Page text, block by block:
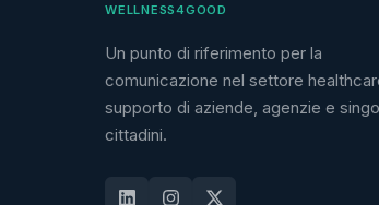
WELLNESS4GOOD
Un punto di riferimento per la
comunicazione nel settore
supporto di aziende, agenzie e
cittadini.